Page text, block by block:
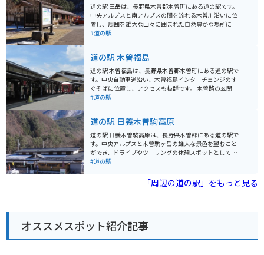
道の駅 三岳は、長野県木曽郡木曽町にある道の駅です。
中央アルプスと南アルプスの間を流れる木曽川沿いに位
置し、周囲を雄大な山々に囲まれた自然豊かな場所に位
置しています。 道の駅 三岳は、地元の特産品が充実して
す。また、併設されているレストランでは、地元の食材
を使った料理を楽しむことができます。 バイクで訪れる
場合、道の駅 三岳は、ツーリングの休憩場所として最適
です。駐車場も広く、バイクラックも完備されていま
す。周辺には、開田高原や御嶽山など、ツーリングスポ
岳でも、木曽漆器を購入することができます。木曽漆器
は、堅牢で美しく、使い込むほどに味わいが増すのが特
徴です。お土産にいかがでしょうか。
#道の駅
道の駅 木曽福島
道の駅 木曽福島は、長野県木曽郡木曽町にある道の駅で
す。中央自動車道沿い、木曽福島インターチェンジのす
ぐそばに位置し、アクセスも抜群です。 木曽路の玄関口
として、観光案内所では木曽ひのきを使用した温かみの
木工品、そば、五平餅など、旅の思い出やお土産に最適
な品々が揃っています。 バイクで訪れる場合、道の駅に
は広い駐車場が完備されているので安心です。ツーリン
グの休憩地点として利用するのも良いでしょう。木曽路
は、雄大な山々に囲まれた風光明媚なルートです。道の
の重要文化財に指定されている旧家で、当時の暮らしを
#道の駅
道の駅 日義木曽駒高原
道の駅 日義木曽駒高原は、長野県木曽郡にある道の駅で
す。中央アルプスと木曽駒ヶ岳の雄大な景色を望むこと
ができ、ドライブやツーリングの休憩スポットとして人
気です。 地元の特産品を販売するショップでは、新鮮な
のが揃っています。レストランでは、地元産の食材を使
った郷土料理や、信州そばなどが味わえます。 バイクで
ツーリングの拠点としても最適です。
#道の駅
「周辺の道の駅」をもっと見る
オススメスポット紹介記事